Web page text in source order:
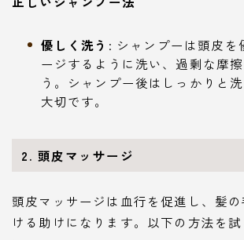
優しく洗う : シャンプーは頭皮を
ージするように洗い、過剰な摩
う。シャンプー後はしっかりと
大切です。
2. 頭皮マッサージ
頭皮マッサージは血行を促進し、髪
ける助けになります。以下の方法を